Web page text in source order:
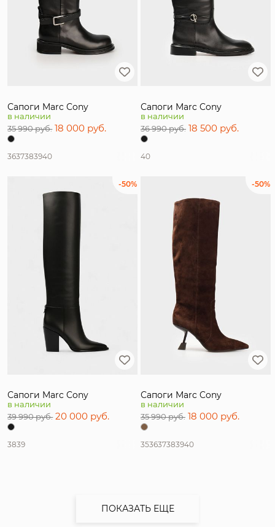
Сапоги Marc Cony
в наличии
35 990 руб. 18 000 руб.
3637383940
Сапоги Marc Cony
в наличии
36 990 руб. 18 500 руб.
40
-50%
Сапоги Marc Cony
в наличии
39 990 руб. 20 000 руб.
3839
-50%
Сапоги Marc Cony
в наличии
35 990 руб. 18 000 руб.
353637383940
ПОКАЗАТЬ ЕЩЕ